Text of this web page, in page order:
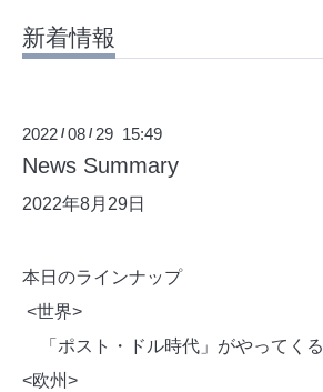
新着情報
2022 /08 / 29 15:49
News Summary
2022年8月29日
本日のラインナップ
<世界>
「ポスト・ドル時代」がやってくる
<欧州>